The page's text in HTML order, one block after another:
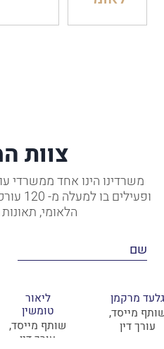
צוות
משרדינו הינו אחד ממשרדי
הלאומי,
גלעד מרקמן
מייסד,
עורך דין
ליאור
טומשין
שותף מייסד,
עורך דין